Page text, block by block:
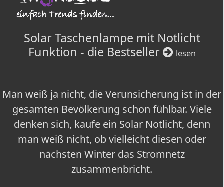
Solar Taschenlampe mit Notlicht
Funktion - die Bestseller
lesen
Man weiß ja nicht, die Verunsicherung ist in der
gesamten Bevölkerung schon fühlbar. Viele
denken sich, kaufe ein Solar Notlicht, denn
man weiß nicht, ob vielleicht diesen oder
nächsten Winter das Stromnetz
zusammenbricht.